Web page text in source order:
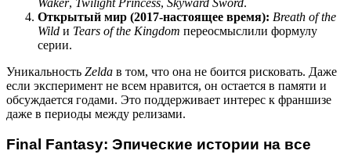
Открытый мир (2017-настоящее время): Breath of the
Wild и Tears of the Kingdom переосмыслили формулу
серии.
Уникальность Zelda в том, что она не боится рисковать. Даже
если эксперимент не всем нравится, он остается в памяти и
обсуждается годами. Это поддерживает интерес к франшизе
даже в периоды между релизами.
Final Fantasy: Эпические истории на все